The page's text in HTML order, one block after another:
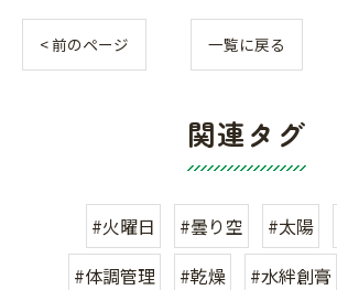
< 前のページ 一覧に戻る
関連タグ
#火曜日 #曇り空 #太陽
#体調管理
#乾燥 #水絆創膏